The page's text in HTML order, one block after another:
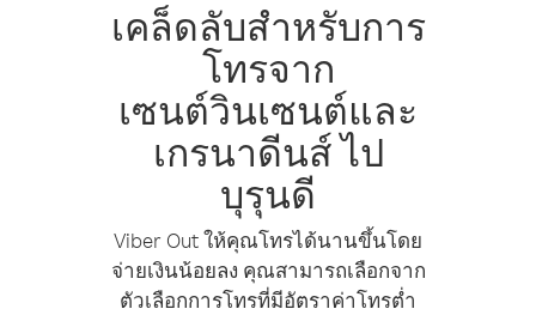
เคล็ดลับสำหรับการ
โทรจาก
เซนต์วินเซนต์และ
เกรนาดีนส์ ไป
บุรุนดี
Viber Out ให้คุณโทรได้นานขึ้นโดย
จ่ายเงินน้อยลง คุณสามารถเลือกจาก
ตัวเลือกการโทรที่มีอัตราค่าโทรต่ำ